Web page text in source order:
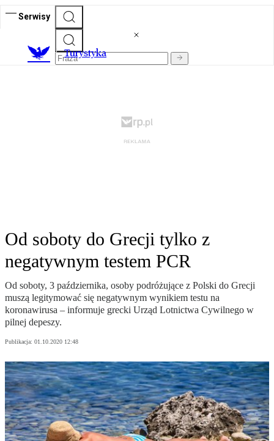
Serwisy
Turystyka
Od soboty do Grecji tylko z
negatywnym testem PCR
Od soboty, 3 października, osoby podróżujące z Polski do Grecji
muszą legitymować się negatywnym wynikiem testu na
koronawirusa – informuje grecki Urząd Lotnictwa Cywilnego w
pilnej depeszy.
Publikacja: 01.10.2020 12:48